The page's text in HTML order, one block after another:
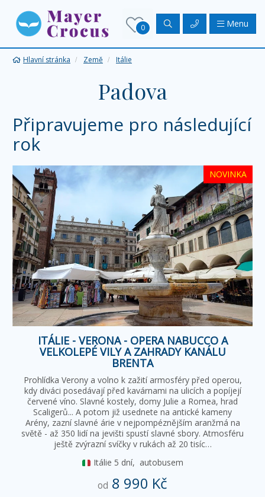
0 Menu
Hlavní stránka Země Itálie
Padova
Připravujeme pro následující
rok
NOVINKA
ITÁLIE - VERONA - OPERA NABUCCO A
VELKOLEPÉ VILY A ZAHRADY KANÁLU
BRENTA
Prohlídka Verony a volno k zažití armosféry před operou,
kdy diváci posedávají před kavárnami na ulicích a popíjejí
červené víno. Slavné kostely, domy Julie a Romea, hrad
Scaligerů... A potom již usednete na antické kameny
Arény, zazní slavné árie v nejpompéznějším aranžmá na
světě - až 350 lidí na jevišti spustí slavné sbory. Atmosféru
ještě zvýrazní svíčky v rukách až 20 tisíc…
Itálie 5 dní, autobusem
od 8 990 Kč